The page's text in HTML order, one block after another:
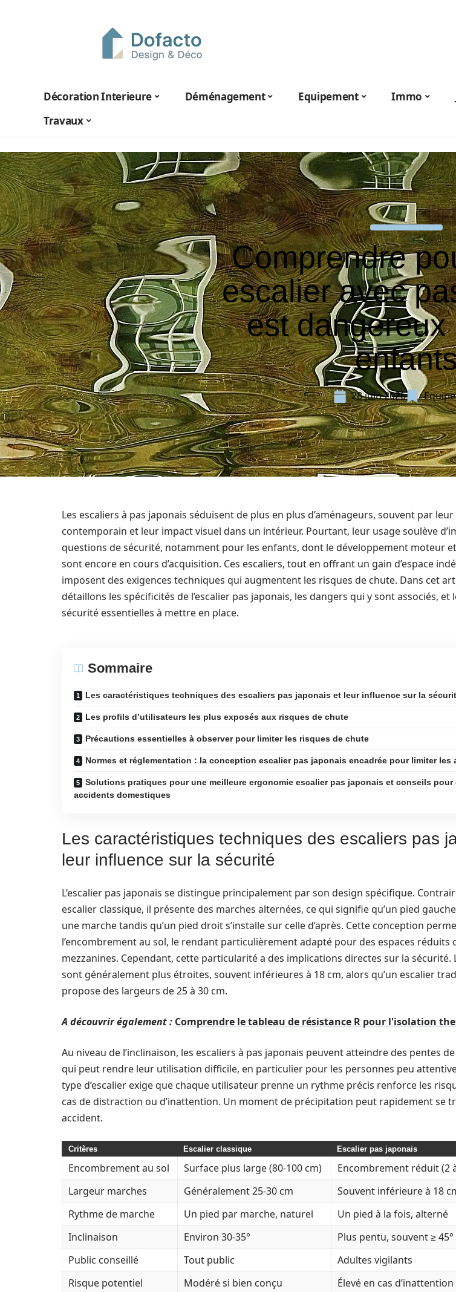
Décoration Interieure Déménagement Equipement Immo
Travaux
Comprendre
escalier avec
est dangereux
28 juin 2026
Les escaliers à pas japonais séduisent de plus en plus d’aménageurs, souvent par
contemporain et leur impact visuel dans un intérieur. Pourtant, leur usage soulève
questions de sécurité, notamment pour les enfants, dont le développement moteur
sont encore en cours d’acquisition. Ces escaliers, tout en offrant un gain d’espace
imposent des exigences techniques qui augmentent les risques de chute. Dans cet
détaillons les spécificités de l’escalier pas japonais, les dangers qui y sont associés, et
sécurité essentielles à mettre en place.
Sommaire
Les caractéristiques techniques des escaliers pas japonais et leur influence sur la
Les profils d’utilisateurs les plus exposés aux risques de chute
Précautions essentielles à observer pour limiter les risques de chute
Normes et réglementation : la conception escalier pas japonais encadrée pour limiter les
Solutions pratiques pour une meilleure ergonomie escalier pas japonais et conseils pour
accidents domestiques
Les caractéristiques techniques des escaliers pas
leur influence sur la sécurité
L’escalier pas japonais se distingue principalement par son design spécifique.
escalier classique, il présente des marches alternées, ce qui signifie qu’un pied
une marche tandis qu’un pied droit s’installe sur celle d’après. Cette conception
l’encombrement au sol, le rendant particulièrement adapté pour des espaces réduits
mezzanines. Cependant, cette particularité a des implications directes sur la sécurité.
sont généralement plus étroites, souvent inférieures à 18 cm, alors qu’un escalier
propose des largeurs de 25 à 30 cm.
A découvrir également : Comprendre le tableau de résistance R pour l'isolation
Au niveau de l’inclinaison, les escaliers à pas japonais peuvent atteindre des pentes
qui peut rendre leur utilisation difficile, en particulier pour les personnes peu
type d’escalier exige que chaque utilisateur prenne un rythme précis renforce les
cas de distraction ou d’inattention. Un moment de précipitation peut rapidement se
accident.
Critères Escalier classique Escalier pas japonais
Encombrement au sol Surface plus large (80-100 cm)
Encombrement réduit (2
Largeur marches
Généralement 25-30 cm
Souvent inférieure à 18
Rythme de marche
Un pied par marche, naturel
Un pied à la fois, alterné
Inclinaison
Environ 30-35°
Plus pentu, souvent ≥ 45°
Public conseillé
Tout public
Adultes vigilants
Risque potentiel
Modéré si bien conçu Élevé en cas d’inattention